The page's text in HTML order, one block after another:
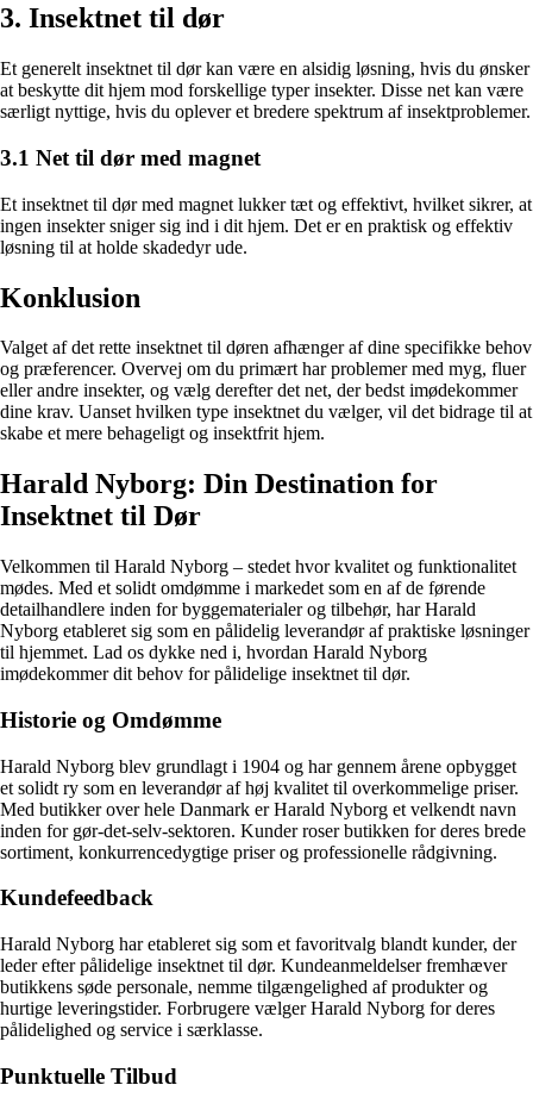
3. Insektnet til dør
Et generelt insektnet til dør kan være en alsidig løsning, hvis du ønsker
at beskytte dit hjem mod forskellige typer insekter. Disse net kan være
særligt nyttige, hvis du oplever et bredere spektrum af insektproblemer.
3.1 Net til dør med magnet
Et insektnet til dør med magnet lukker tæt og effektivt, hvilket sikrer, at
ingen insekter sniger sig ind i dit hjem. Det er en praktisk og effektiv
løsning til at holde skadedyr ude.
Konklusion
Valget af det rette insektnet til døren afhænger af dine specifikke behov
og præferencer. Overvej om du primært har problemer med myg, fluer
eller andre insekter, og vælg derefter det net, der bedst imødekommer
dine krav. Uanset hvilken type insektnet du vælger, vil det bidrage til at
skabe et mere behageligt og insektfrit hjem.
Harald Nyborg: Din Destination for
Insektnet til Dør
Velkommen til Harald Nyborg – stedet hvor kvalitet og funktionalitet
mødes. Med et solidt omdømme i markedet som en af de førende
detailhandlere inden for byggematerialer og tilbehør, har Harald
Nyborg etableret sig som en pålidelig leverandør af praktiske løsninger
til hjemmet. Lad os dykke ned i, hvordan Harald Nyborg
imødekommer dit behov for pålidelige insektnet til dør.
Historie og Omdømme
Harald Nyborg blev grundlagt i 1904 og har gennem årene opbygget
et solidt ry som en leverandør af høj kvalitet til overkommelige priser.
Med butikker over hele Danmark er Harald Nyborg et velkendt navn
inden for gør-det-selv-sektoren. Kunder roser butikken for deres brede
sortiment, konkurrencedygtige priser og professionelle rådgivning.
Kundefeedback
Harald Nyborg har etableret sig som et favoritvalg blandt kunder, der
leder efter pålidelige insektnet til dør. Kundeanmeldelser fremhæver
butikkens søde personale, nemme tilgængelighed af produkter og
hurtige leveringstider. Forbrugere vælger Harald Nyborg for deres
pålidelighed og service i særklasse.
Punktuelle Tilbud